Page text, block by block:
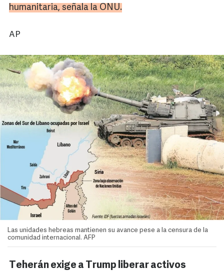
humanitaria, señala la ONU.
AP
Las unidades hebreas mantienen su avance pese a la censura de la
comunidad internacional. AFP
Teherán exige a Trump liberar activos